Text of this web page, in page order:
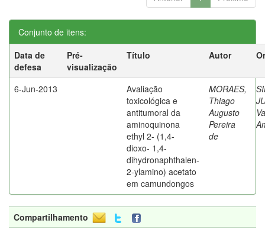
Conjunto de itens:
Data de
defesa
Pré-
visualização
Título Autor
6-Jun-2013
Avaliação
toxicológica e
antitumoral da
aminoquinona
ethyl 2- (1,4-
dioxo- 1,4-
dihydronaphthalen-
2-ylamino) acetato
em camundongos
MORAES,
Thiago
Augusto
Pereira
de
Compartilhamento